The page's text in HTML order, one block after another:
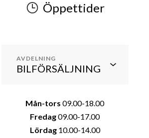
Öppettider
AVDELNING
Mån-tors 09.00-18.00
Fredag09.00-17.00
Lördag10.00-14.00